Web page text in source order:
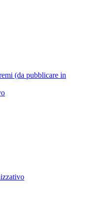
(da pubblicare in